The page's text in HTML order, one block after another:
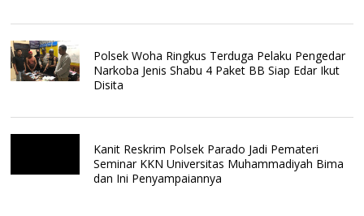
Polsek Woha Ringkus Terduga Pelaku Pengedar
Narkoba Jenis Shabu 4 Paket BB Siap Edar Ikut
Disita
Kanit Reskrim Polsek Parado Jadi Pemateri
Seminar KKN Universitas Muhammadiyah Bima
dan Ini Penyampaiannya